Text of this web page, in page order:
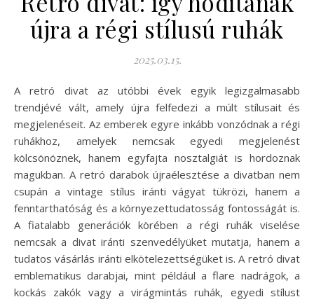
újra a régi stílusú ruhák
2025.03.15.
A retró divat az utóbbi évek egyik legizgalmasabb
trendjévé vált, amely újra felfedezi a múlt stílusait és
megjelenéseit. Az emberek egyre inkább vonzódnak a régi
ruhákhoz, amelyek nemcsak egyedi megjelenést
kölcsönöznek, hanem egyfajta nosztalgiát is hordoznak
magukban. A retró darabok újraélesztése a divatban nem
csupán a vintage stílus iránti vágyat tükrözi, hanem a
fenntarthatóság és a környezettudatosság fontosságát is.
A fiatalabb generációk körében a régi ruhák viselése
nemcsak a divat iránti szenvedélyüket mutatja, hanem a
tudatos vásárlás iránti elkötelezettségüket is. A retró divat
emblematikus darabjai, mint például a flare nadrágok, a
kockás zakók vagy a virágmintás ruhák, egyedi stílust